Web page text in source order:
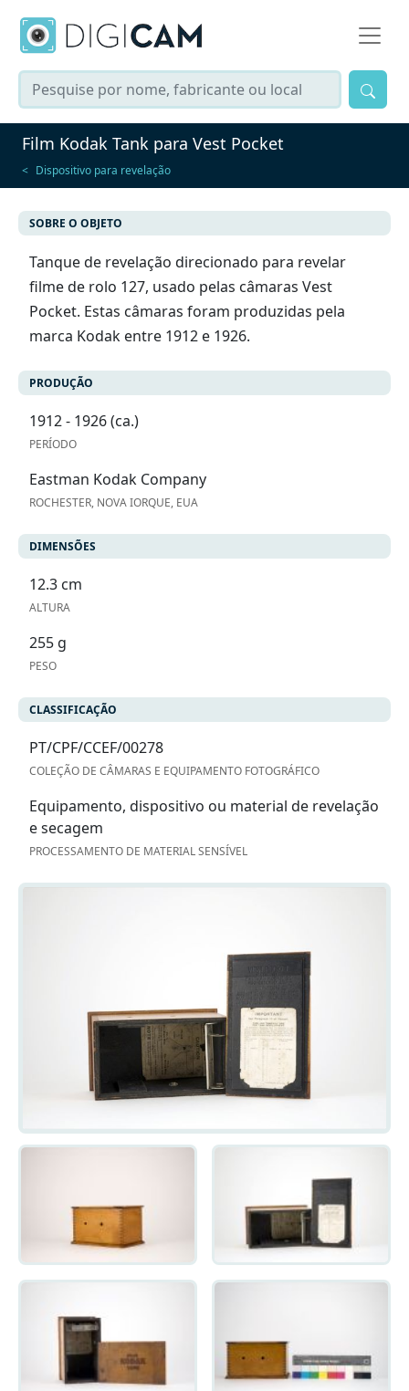
Film Kodak Tank para Vest Pocket
Dispositivo para revelação
SOBRE O OBJETO
Tanque de revelação direcionado para revelar
filme de rolo 127, usado pelas câmaras Vest
Pocket. Estas câmaras foram produzidas pela
marca Kodak entre 1912 e 1926.
PRODUÇÃO
1912 - 1926 (ca.)
PERÍODO
Eastman Kodak Company
ROCHESTER, NOVA IORQUE, EUA
DIMENSÕES
12.3 cm
ALTURA
255 g
PESO
CLASSIFICAÇÃO
PT/CPF/CCEF/00278
COLEÇÃO DE CÂMARAS E EQUIPAMENTO FOTOGRÁFICO
Equipamento, dispositivo ou material de revelação
e secagem
PROCESSAMENTO DE MATERIAL SENSÍVEL